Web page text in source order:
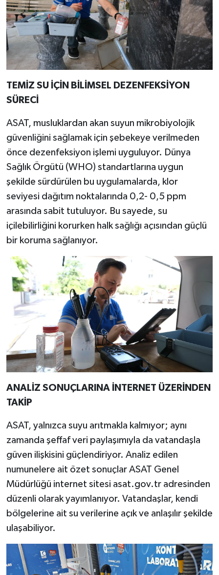
TEMİZ SU İÇİN BİLİMSEL DEZENFEKSİYON
SÜRECİ
ASAT, musluklardan akan suyun mikrobiyolojik
güvenliğini sağlamak için şebekeye verilmeden
önce dezenfeksiyon işlemi uyguluyor. Dünya
Sağlık Örgütü (WHO) standartlarına uygun
şekilde sürdürülen bu uygulamalarda, klor
seviyesi dağıtım noktalarında 0,2- 0,5 ppm
arasında sabit tutuluyor. Bu sayede, su
içilebilirliğini korurken halk sağlığı açısından güçlü
bir koruma sağlanıyor.
ANALİZ SONUÇLARINA İNTERNET ÜZERİNDEN
TAKİP
ASAT, yalnızca suyu arıtmakla kalmıyor; aynı
zamanda şeffaf veri paylaşımıyla da vatandaşla
güven ilişkisini güçlendiriyor. Analiz edilen
numunelere ait özet sonuçlar ASAT Genel
Müdürlüğü internet sitesi asat.gov.tr adresinden
düzenli olarak yayımlanıyor. Vatandaşlar, kendi
bölgelerine ait su verilerine açık ve anlaşılır şekilde
ulaşabiliyor.